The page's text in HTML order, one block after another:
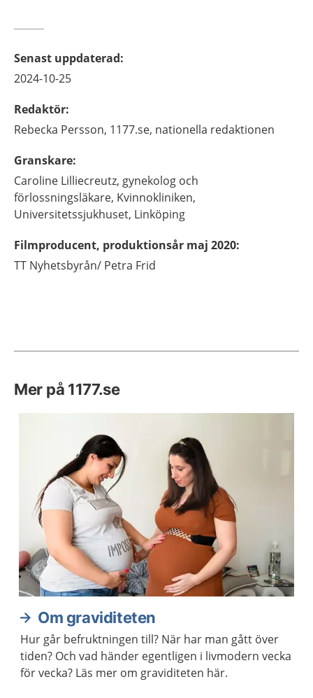
Senast uppdaterad:
2024-10-25
Redaktör:
Rebecka Persson, 1177.se, nationella redaktionen
Granskare:
Caroline Lilliecreutz, gynekolog och
förlossningsläkare, Kvinnokliniken,
Universitetssjukhuset, Linköping
Filmproducent, produktionsår maj 2020:
TT Nyhetsbyrån/ Petra Frid
Mer på 1177.se
Om graviditeten
Hur går befruktningen till? När har man gått över
tiden? Och vad händer egentligen i livmodern vecka
för vecka? Läs mer om graviditeten här.